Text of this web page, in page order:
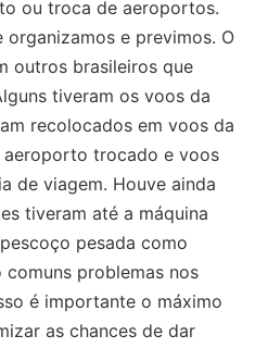
ou troca de aeroportos.
e previmos. O
outros brasileiros que
tiveram os voos da
recolocados em voos da
trocado e voos
de viagem. Houve ainda
tiveram até a máquina
pesada como
comuns problemas nos
é importante o máximo
as chances de dar